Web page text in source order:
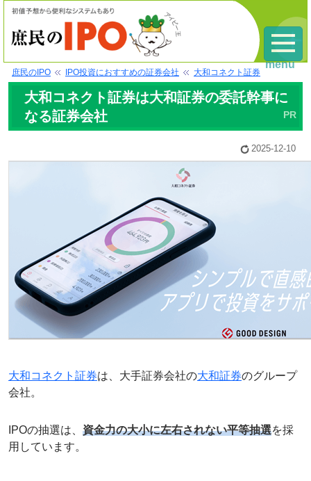
庶民のIPO IPO投資におすすめの証券会社 大和コネクト証券
大和コネクト証券は大和証券の委託幹事に
なる証券会社
2025-12-10
大和コネクト証券は、大手証券会社の大和証券のグループ
会社。
IPOの抽選は、 資金力の大小に左右されない平等抽選を採
用しています。
menu